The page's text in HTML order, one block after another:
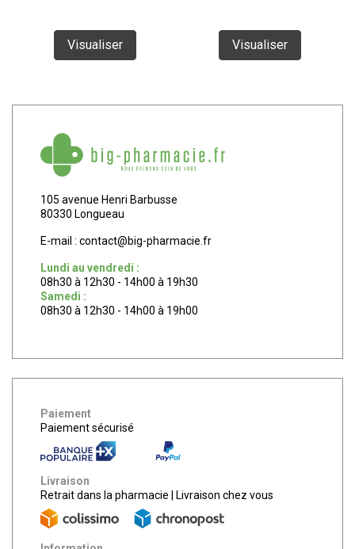
Visualiser Visualiser
105 avenue Henri Barbusse
80330 Longueau
E-mail : contact@big-pharmacie.fr
Lundi au vendredi :
08h30 à 12h30 - 14h00 à 19h30
Samedi :
08h30 à 12h30 - 14h00 à 19h00
Paiement
Paiement sécurisé
Livraison
Retrait dans la pharmacie
Livraison chez vous